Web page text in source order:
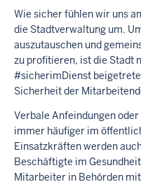
e
r
t
a
l
t
r
i
t
t
P
r
ä
Wie sicher fühlen wir uns
die Stadtverwaltung um.
auszutauschen und
zu profitieren, ist die Stadt
#sicherimDienst
Sicherheit der
Verbale Anfeindungen
immer häufiger im
Einsatzkräften werden
Beschäftigte im
Mitarbeiter in Behörden